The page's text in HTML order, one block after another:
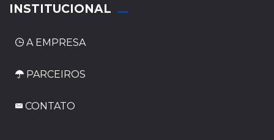
INSTITUCIONAL
A EMPRESA
PARCEIROS
CONTATO